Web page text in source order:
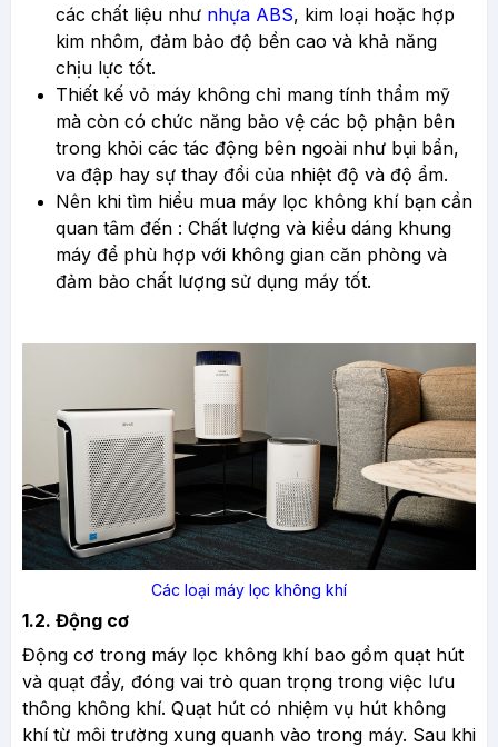
các chất liệu như nhựa ABS, kim loại hoặc hợp
kim nhôm, đảm bảo độ bền cao và khả năng
chịu lực tốt.
Thiết kế vỏ máy không chỉ mang tính thẩm mỹ
mà còn có chức năng bảo vệ các bộ phận bên
trong khỏi các tác động bên ngoài như bụi bẩn,
va đập hay sự thay đổi của nhiệt độ và độ ẩm.
Nên khi tìm hiểu mua máy lọc không khí bạn cần
quan tâm đến : Chất lượng và kiểu dáng khung
máy để phù hợp với không gian căn phòng và
đảm bảo chất lượng sử dụng máy tốt.
Các loại máy lọc không khí
1.2. Động cơ
Động cơ trong máy lọc không khí bao gồm quạt hút
và quạt đẩy, đóng vai trò quan trọng trong việc lưu
thông không khí. Quạt hút có nhiệm vụ hút không
khí từ môi trường xung quanh vào trong máy. Sau khi